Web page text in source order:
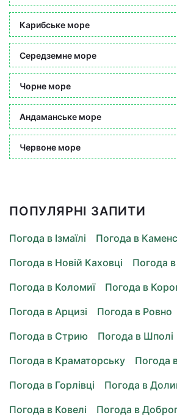
Карибське море
Середземне море
Чорне море
Андаманське море
Червоне море
ПОПУЛЯРНІ ЗАПИТИ
Погода в Ізмаїлі
Погода в
Погода в Новій Каховці
Погода в
Погода в Коломиї
Погода в
Погода в Арцизі
Погода в Ровно
Погода в Стрию
Погода в Шполі
Погода в Краматорську
Погода
Погода в Горлівці
Погода в
Погода в Ковелі
Погода в